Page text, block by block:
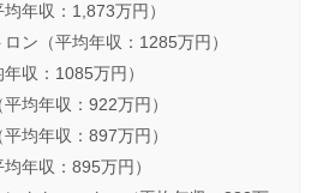
年収：1,873万円）
ン（平均年収：1285万円）
収：1085万円）
均年収：922万円）
均年収：897万円）
年収：895万円）